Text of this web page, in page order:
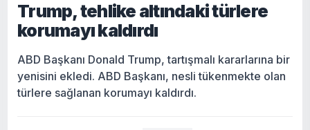
Trump, tehlike altındaki türlere
korumayı kaldırdı
ABD Başkanı Donald Trump, tartışmalı kararlarına bir
yenisini ekledi. ABD Başkanı, nesli tükenmekte olan
türlere sağlanan korumayı kaldırdı.